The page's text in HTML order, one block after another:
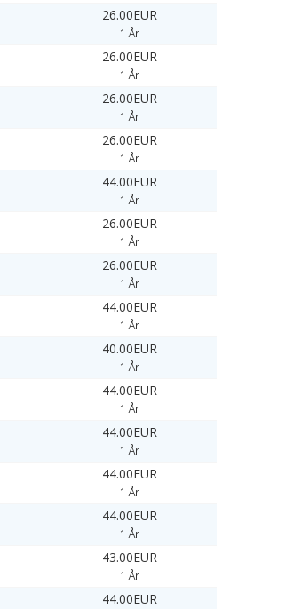
26.00EUR
1 År
26.00EUR
1 År
26.00EUR
1 År
26.00EUR
1 År
44.00EUR
1 År
26.00EUR
1 År
26.00EUR
1 År
44.00EUR
1 År
40.00EUR
1 År
44.00EUR
1 År
44.00EUR
1 År
44.00EUR
1 År
44.00EUR
1 År
43.00EUR
1 År
44.00EUR